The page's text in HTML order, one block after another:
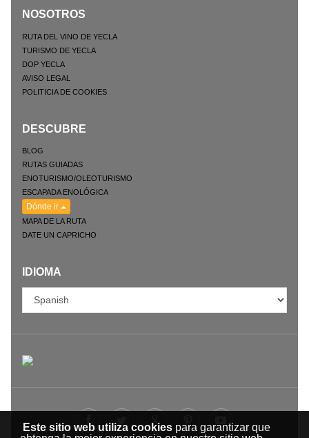
Este sitio web utiliza cookiespara garantizar que
NOSOTROS
RUTA DEL VINO DE YECLA
TURISMO DE YECLA
DOP YECLA
AVISO LEGAL
POLITICIA DE COOKIES
DESCUBRE
BLOG
RUTAS GUIADAS
ENOTURISMO/OLEOTURISMO
ESCAPADA ENOLÓGICA
Dónde ir
MAPA DE LA RUTA
DATE UN CAPRICHO
IDIOMA